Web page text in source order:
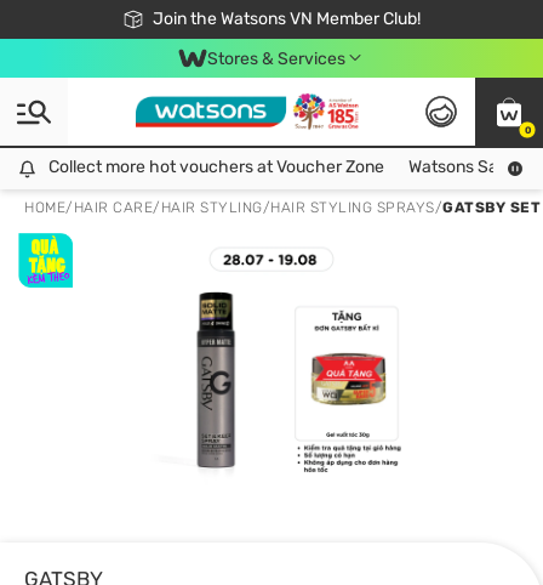
Join the Watsons VN Member Club!
Free Shipping For Order From 249,000Đ
24h Fast delivery in Hồ Chí Minh City
Stores & Services
0
Collect more hot vouchers at Voucher Zone
Collect more hot vouchers at Voucher Zone Watsons Safety
HOME/ HAIR CARE/ HAIR STYLING/HAIR STYLING SPRAYS/GATSBY
GATSBY